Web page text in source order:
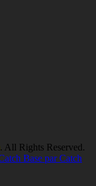
. All Rights Reserved.
Base par Catch